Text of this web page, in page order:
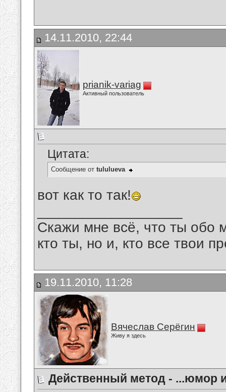
14.11.2010, 22:44
prianik-variag
Активный пользователь
Цитата:
Сообщение от tululueva
вот как то так!
Скажи мне всё, что ты обо
кто ты, но и, кто все твои
19.11.2010, 11:28
Вячеслав Серёгин
Живу я здесь
Действенный метод - ...юмор